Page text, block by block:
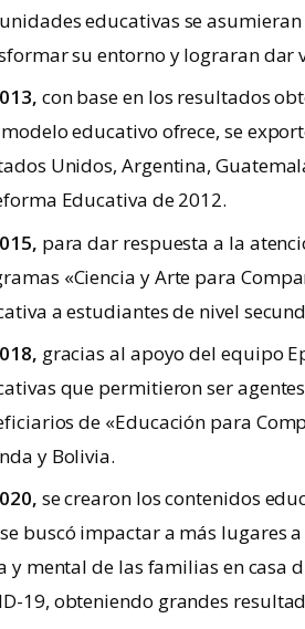
educativas se
su entorno y lograran dar
con base en los resultados
educativo ofrece, se
Unidos, Argentina,
Educativa de 2012.
para dar respuesta a la
«Ciencia y Arte para
a estudiantes de nivel
gracias al apoyo del equipo
que permitieron ser
de «Educación para
y Bolivia.
se crearon los contenidos
buscó impactar a más lugares
y mental de las familias en casa
19, obteniendo grandes